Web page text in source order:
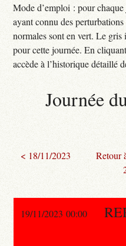
Mode d’emploi : pour
ayant connu des
normales sont en vert. Le gris
pour cette journée. En
accède à l’historique détaillé
Journée
< 18/11/2023
Retour
19/11/2023 00:00